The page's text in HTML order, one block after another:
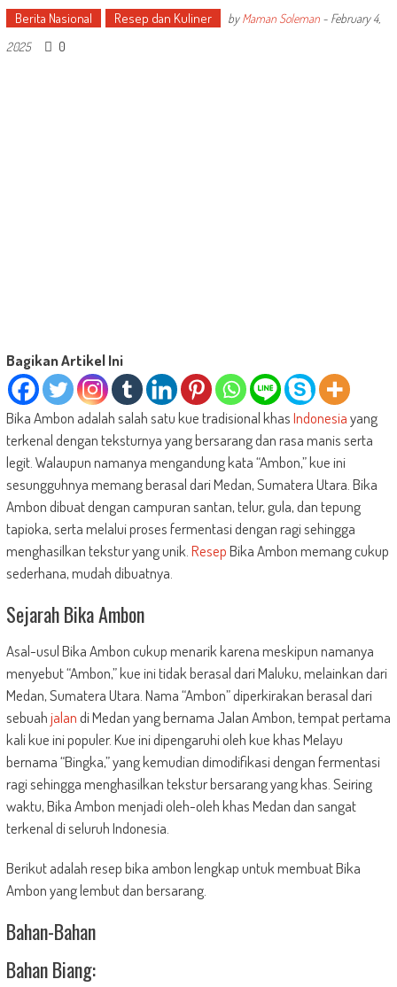
Berita Nasional Resep dan Kuliner byMaman Soleman- February 4,
2025
0
Bagikan Artikel Ini
Bika Ambon adalah salah satu kue tradisional khasIndonesiayang
terkenal dengan teksturnya yang bersarang dan rasa manis serta
legit. Walaupun namanya mengandung kata “Ambon,” kue ini
sesungguhnya memang berasal dari Medan, Sumatera Utara. Bika
Ambon dibuat dengan campuran santan, telur, gula, dan tepung
tapioka, serta melalui proses fermentasi dengan ragi sehingga
menghasilkan tekstur yang unik. ResepBika Ambon memang cukup
sederhana, mudah dibuatnya.
Sejarah Bika Ambon
Asal-usul Bika Ambon cukup menarik karena meskipun namanya
menyebut “Ambon,” kue ini tidak berasal dari Maluku, melainkan dari
Medan, Sumatera Utara. Nama “Ambon” diperkirakan berasal dari
sebuahjalandi Medan yang bernama Jalan Ambon, tempat pertama
kali kue ini populer. Kue ini dipengaruhi oleh kue khas Melayu
bernama “Bingka,” yang kemudian dimodifikasi dengan fermentasi
ragi sehingga menghasilkan tekstur bersarang yang khas. Seiring
waktu, Bika Ambon menjadi oleh-oleh khas Medan dan sangat
terkenal di seluruh Indonesia.
Berikut adalah resep bika ambon lengkap untuk membuat Bika
Ambon yang lembut dan bersarang.
Bahan-Bahan
Bahan Biang: